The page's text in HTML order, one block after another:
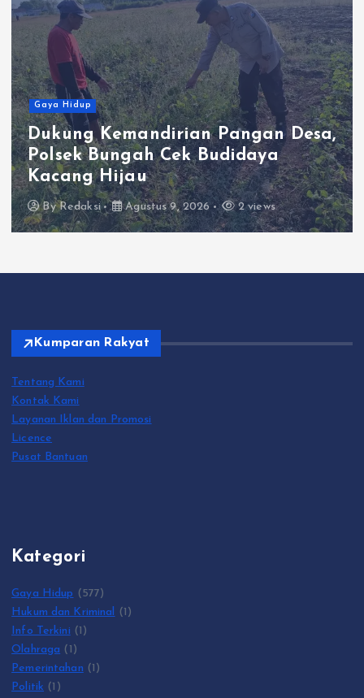
Gaya Hidup
Dukung Kemandirian Pangan Desa,
Polsek Bungah Cek Budidaya
Kacang Hijau
ByRedaksi Agustus 9, 2026 2 views
Kumparan Rakyat
Tentang Kami
Kontak Kami
Layanan Iklan dan Promosi
Licence
Pusat Bantuan
Kategori
Gaya Hidup (577)
Hukum dan Kriminal
(1)
Info Terkini (1)
Olahraga (1)
Pemerintahan (1)
Politik (1)